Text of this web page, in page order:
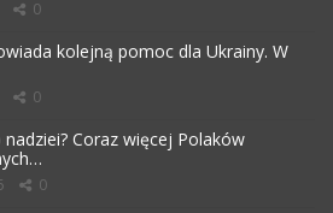
0
kolejną pomoc dla Ukrainy. W
0
nadziei? Coraz więcej Polaków
0